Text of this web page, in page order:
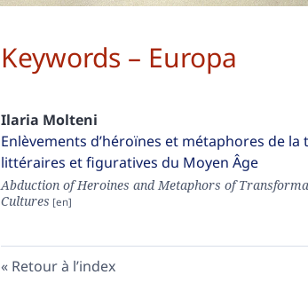
Keywords – Europa
Ilaria Molteni
Enlèvements d’héroïnes et métaphores de
littéraires et figuratives du Moyen Âge
Abduction of Heroines and Metaphors of
Cultures
Retour à l’index